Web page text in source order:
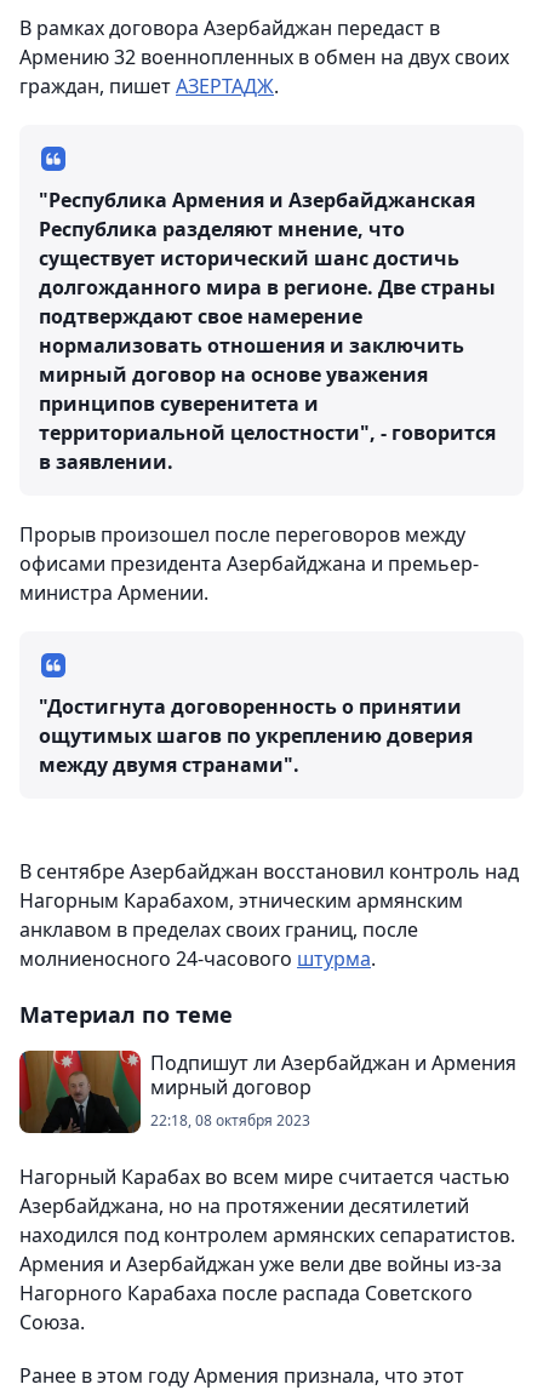
В рамках договора Азербайджан передаст в
Армению 32 военнопленных в обмен на двух своих
граждан, пишетАЗЕРТАДЖ.
"Республика Армения и Азербайджанская
Республика разделяют мнение, что
существует исторический шанс достичь
долгожданного мира в регионе. Две страны
подтверждают свое намерение
нормализовать отношения и заключить
мирный договор на основе уважения
принципов суверенитета и
территориальной целостности", - говорится
в заявлении.
Прорыв произошел после переговоров между
офисами президента Азербайджана и премьер-
министра Армении.
"Достигнута договоренность о принятии
ощутимых шагов по укреплению доверия
между двумя странами".
В сентябре Азербайджан восстановил контроль над
Нагорным Карабахом, этническим армянским
анклавом в пределах своих границ, после
молниеносного 24-часового штурма.
Материал по теме
Подпишут ли Азербайджан и Армения
мирный договор
22:18, 08 октября 2023
Нагорный Карабах во всем мире считается частью
Азербайджана, но на протяжении десятилетий
находился под контролем армянских сепаратистов.
Армения и Азербайджан уже вели две войны из-за
Нагорного Карабаха после распада Советского
Союза.
Ранее в этом году Армения признала, что этот